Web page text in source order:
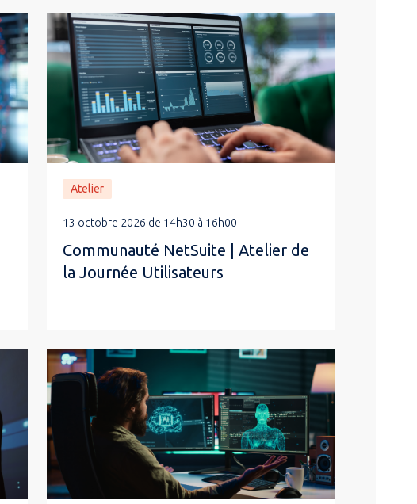
Atelier
13 octobre 2026 de 14h30 à 16h00
Communauté NetSuite | Atelier de
la Journée Utilisateurs